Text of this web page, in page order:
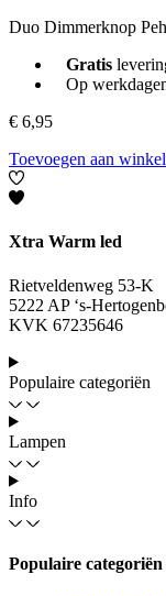
Duo Dimmerknop
Gratis
Op
€ 6,95
Toevoegen aan
Xtra Warm led
Rietveldenweg 53-K
5222 AP ‘s-
KVK 67235646
Populaire categoriën
Lampen
Info
Populaire categoriën